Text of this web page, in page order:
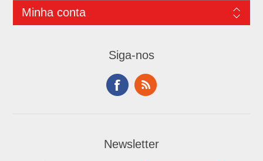
Minha conta
Siga-nos
Newsletter